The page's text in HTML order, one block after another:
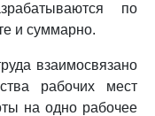
по
и суммарно.
взаимосвязано
рабочих мест
на одно рабочее